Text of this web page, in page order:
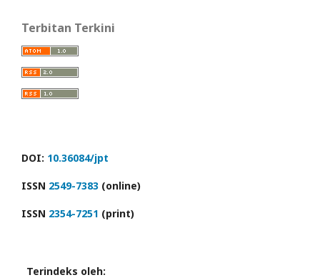
Terbitan Terkini
DOI: 10.36084/jpt
ISSN 2549-7383 (online)
ISSN 2354-7251 (print)
Terindeks oleh: